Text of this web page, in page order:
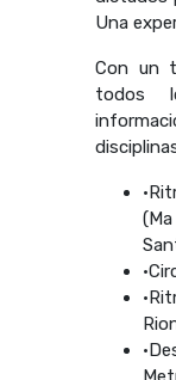
Una
Con un
todos